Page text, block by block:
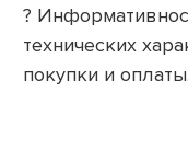
?
технических
покупки и оплаты.